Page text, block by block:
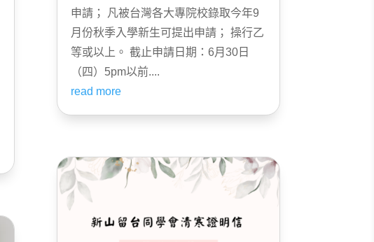
申請； 凡被台灣各大專院校錄取今年9
月份秋季入學新生可提出申請； 操行乙
等或以上。 截止申請日期：6月30日
（四）5pm以前....
read more